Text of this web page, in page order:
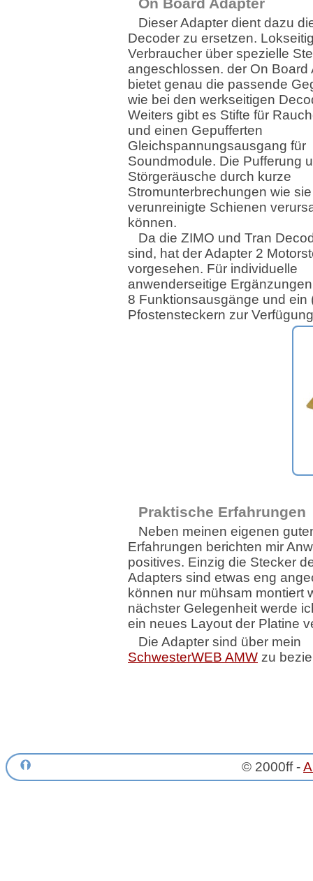
On Board Adapter
Dieser Adapter dient dazu
Decoder zu ersetzen.
Verbraucher über spezielle
angeschlossen. der On Board
bietet genau die passende
wie bei den werkseitigen
Weiters gibt es Stifte für
und einen Gepufferten
Gleichspannungsausgang für
Soundmodule. Die Pufferung
Störgeräusche durch kurze
Stromunterbrechungen wie sie
verunreinigte Schienen
können.
Da die ZIMO und Tran
sind, hat der Adapter 2
vorgesehen. Für individuelle
anwenderseitige
8 Funktionsausgänge und ein
Pfostensteckern zur
Praktische Erfahrungen
Neben meinen eigenen
Erfahrungen berichten mir
positives. Einzig die Stecker
Adapters sind etwas eng
können nur mühsam montiert
nächster Gelegenheit werde
ein neues Layout der Platine
Die Adapter sind über mein
SchwesterWEB AMW zu
© 2000ff -